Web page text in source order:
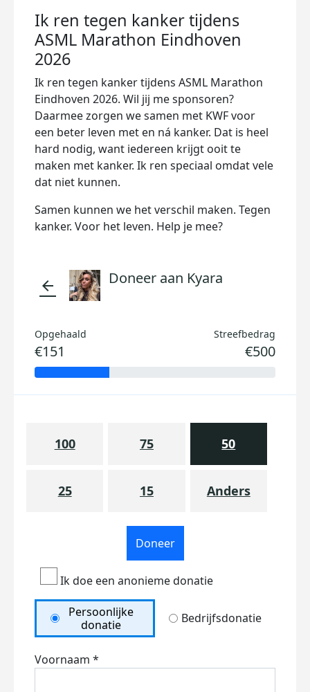
Ik ren tegen kanker tijdens
ASML Marathon Eindhoven
2026
Ik ren tegen kanker tijdens ASML Marathon
Eindhoven 2026. Wil jij me sponsoren?
Daarmee zorgen we samen met KWF voor
een beter leven met en ná kanker. Dat is heel
hard nodig, want iedereen krijgt ooit te
maken met kanker. Ik ren speciaal omdat vele
dat niet kunnen.
Samen kunnen we het verschil maken. Tegen
kanker. Voor het leven. Help je mee?
arrow_back Doneer aan Kyara
Opgehaald
€151
Streefbedrag
€500
100 75 50
25 15 Anders
Doneer
Ik doe een anonieme donatie
Persoonlijke
donatie
Bedrijfsdonatie
Voornaam *